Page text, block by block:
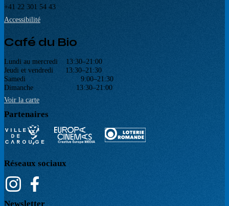
+41 22 301 54 43
Accessibilité
Café du Bio
Lundi au mercredi 13:30–21:00
Jeudi et vendredi 13:30–21:30
Samedi 9:00–21:30
Dimanche 13:30–21:00
Voir la carte
Partenaires
Réseaux sociaux
Newsletter